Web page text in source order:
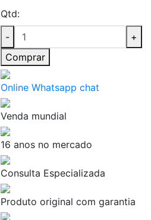
Qtd:
-
+
Comprar
Online Whatsapp chat
Venda mundial
16 anos no mercado
Consulta Especializada
Produto original com garantia